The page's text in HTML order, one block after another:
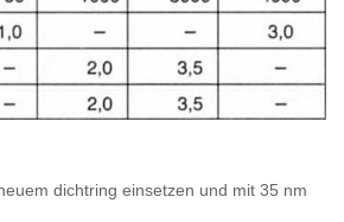
dichtring einsetzen und mit 35 nm